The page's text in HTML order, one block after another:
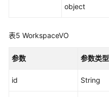
API
object
表5 WorkspaceVO
参数 参数类型
id String